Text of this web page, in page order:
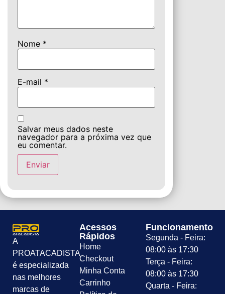
Nome *
E-mail *
Salvar meus dados neste
navegador para a próxima vez que
eu comentar.
A
PROATACADISTA
é especializada
nas melhores
marcas de
Acessos
Rápidos
Home
Checkout
Minha Conta
Carrinho
Funcionamento
Segunda - Feira:
08:00 às 17:30
Terça - Feira:
08:00 às 17:30
Quarta - Feira: